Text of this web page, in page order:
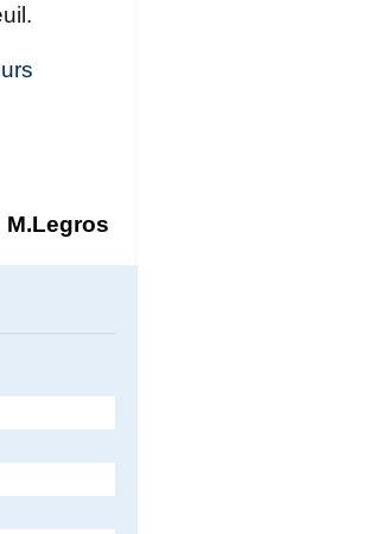
M.Legros